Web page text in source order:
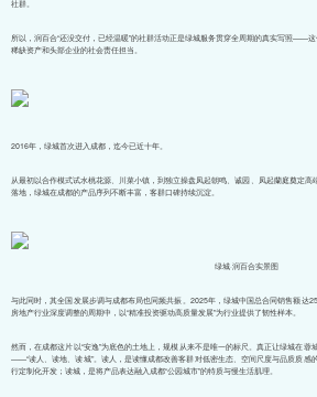
社群。
所以，润百合“还没交付，已经温暖”的社群活动正是绿城服务贯穿全周期的真实写照——
稀缺资产和头部企业的社会责任担当。
2016年，绿城首次进入成都，迄今已近十年。
从最初以合作模式试水桃花源、川菜小镇，到独立操盘凤起朝鸣、诚园、凤起蘭庭奠定
落地，绿城在成都的产品序列不断丰富，客群口碑持续沉淀。
绿城·润百合实景图
与此同时，其全国发展步调与成都布局也同频共振。2025年，绿城中国总合同销售额达
房地产行业深度调整的周期中，以“精准投资驱动高质量发展”为行业提供了韧性样本。
然而，在成都这片以“安逸”为底色的土地上，规模从来不是唯一的标尺。真正让绿城在
——“读人、读地、读城”。读人，是读懂成都改善客群对低密生态、空间尺度与品质质感
行定制化开发；读城，是将产品表达融入成都“公园城市”的特质与慢生活肌理。